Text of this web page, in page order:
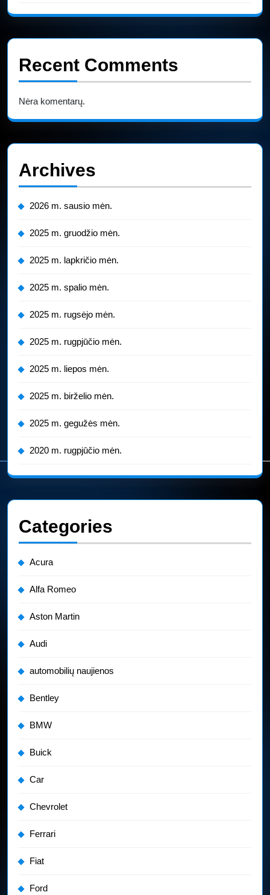
Recent Comments
Nėra komentarų.
Archives
2026 m. sausio mėn.
2025 m. gruodžio mėn.
2025 m. lapkričio mėn.
2025 m. spalio mėn.
2025 m. rugsėjo mėn.
2025 m. rugpjūčio mėn.
2025 m. liepos mėn.
2025 m. birželio mėn.
2025 m. gegužės mėn.
2020 m. rugpjūčio mėn.
Categories
Acura
Alfa Romeo
Aston Martin
Audi
automobilių naujienos
Bentley
BMW
Buick
Car
Chevrolet
Ferrari
Fiat
Ford